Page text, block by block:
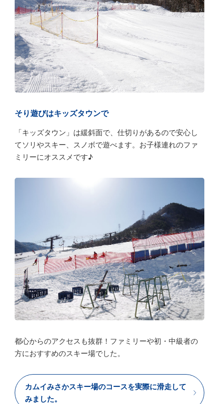
そり遊びはキッズタウンで
「キッズタウン」は緩斜面で、仕切りがあるので安心し
てソリやスキー、スノボで遊べます。お子様連れのファ
ミリーにオススメです♪
都心からのアクセスも抜群！ファミリーや初・中級者の
方におすすめのスキー場でした。
カムイみさかスキー場のコースを実際に滑走して
みました。